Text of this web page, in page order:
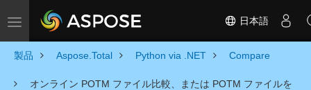
Toggle navigation 日本語
製品 Aspose.Total Python via .NET Compare
オンライン POTM ファイル比較、または POTM ファイルを